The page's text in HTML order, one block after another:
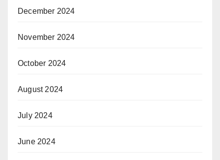
December 2024
November 2024
October 2024
August 2024
July 2024
June 2024